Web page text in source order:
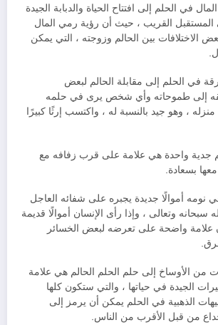
في الحلم إلى افتتاح الحياة والدبابة الجيدة
المستقبل القريب ، حيث أن رؤية رمي المال
الاختلافات بين الحالم وزوجته ، التي يمكن
في الحلم إلى مقابلة الحالم لبعض
إلى طموحاته وأي شخص يرى في حلمه
، وهو جيد بالنسبة له ، واكتسب إرثًا كبيرًا
جدية واحدة هي علامة على قرب زفافه مع
بسعادة.
نومه أموالًا جديدة يجبره على شفائه العاجل
وتعالى ، وإذا رأى الإنسان أموالًا قديمة
علامة واضحة على تعرضه لبعض الخسائر
من الأوساخ إلى حلم الحلم الحالم هي علامة
الجيدة في حياتها ، والتي ستكون كلها
الذهبية في الحلم يمكن أن يرمز إلى
من قبل الأقرب من الناس.